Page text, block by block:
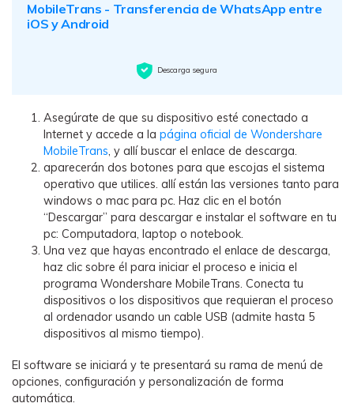
MobileTrans - Transferencia de WhatsApp entre
iOS y Android
Descarga segura
Asegúrate de que su dispositivo esté conectado a
Internet y accede a la página oficial de Wondershare
MobileTrans, y allí buscar el enlace de descarga.
aparecerán dos botones para que escojas el sistema
operativo que utilices. allí están las versiones tanto para
windows o mac para pc. Haz clic en el botón
“Descargar” para descargar e instalar el software en tu
pc: Computadora, laptop o notebook.
Una vez que hayas encontrado el enlace de descarga,
haz clic sobre él para iniciar el proceso e inicia el
programa Wondershare MobileTrans. Conecta tu
dispositivos o los dispositivos que requieran el proceso
al ordenador usando un cable USB (admite hasta 5
dispositivos al mismo tiempo).
El software se iniciará y te presentará su rama de menú de
opciones, configuración y personalización de forma
automática.